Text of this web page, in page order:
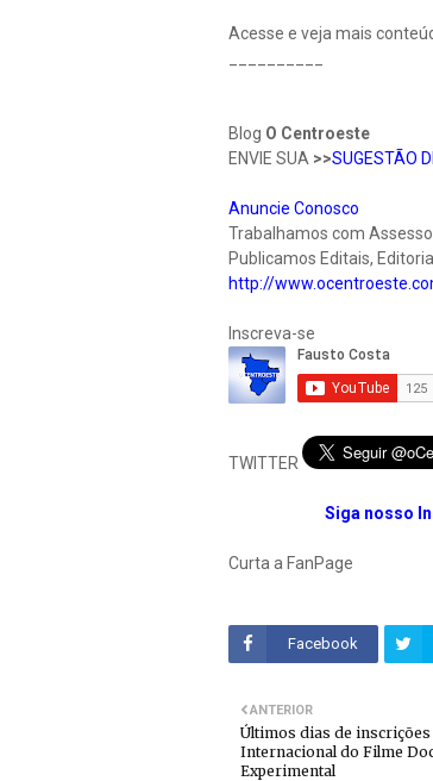
Acesse e veja mais
Blog O Centroeste
ENVIE SUA >>SUGESTÃO
Anuncie Conosco
Trabalhamos com
Publicamos Editais,
http://
Inscreva-se
TWITTER
Siga nosso
Curta a FanPage
Facebook
ANTERIOR
Últimos dias de
Internacional do Filme
Experimental